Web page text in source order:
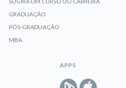
GRADUAÇÃO
PÓS-GRADUAÇÃO
MBA
APPS